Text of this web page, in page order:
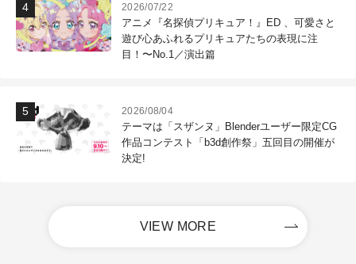
2026/07/22
アニメ『名探偵プリキュア！』ED 、可愛さと
遊び心あふれるプリキュアたちの表現に注
目！〜No.1／演出篇
2026/08/04
テーマは「スザンヌ」Blenderユーザー限定CG
作品コンテスト「b3d創作祭」五回目の開催が
決定!
VIEW MORE